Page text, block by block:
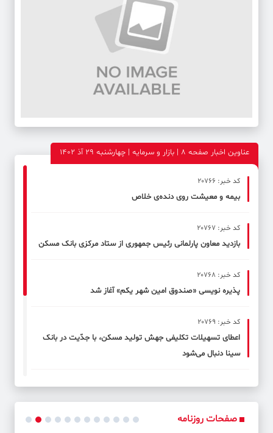
عناوین اخبار صفحه ۸ | بازار و سرمایه | چهارشنبه 29 آذ 1402
کد خبر: 20766
بیمه و معیشت روی دنده‌ی خلاص
کد خبر: 20767
بازدید معاون پارلمانی رئیس جمهوری از ستاد مرکزی بانک مسکن
کد خبر: 20768
پذیره نویسی «صندوق امین شهر یکم» آغاز شد
کد خبر: 20769
اعطای تسهیلات تکلیفی جهش تولید مسکن، با جدّیت در بانک
سینا دنبال می‌شود
کد خبر: 20770
پرداخت بیش از 4/894 میلیارد ریال وام قرض الحسنه ازدواج
صفحات روزنامه